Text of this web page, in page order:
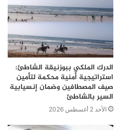
الدرك الملكي ببوزنيقة الشاطئ:
استراتيجية أمنية محكمة لتأمين
صيف المصطافين وضمان إنسيابية
السير بالشاطئ
الأحد 2 أغسطس 2026